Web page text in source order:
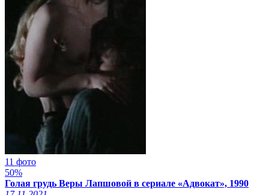
11 фото
50%
Голая грудь Веры Лапшовой в сериале «Адвокат», 1990